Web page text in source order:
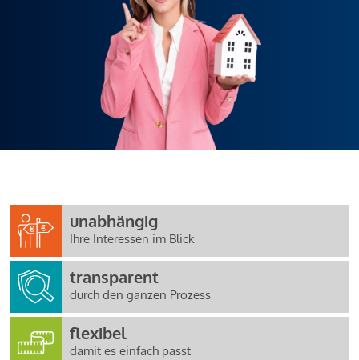
unabhängig
Ihre Interessen im Blick
transparent
durch den ganzen Prozess
flexibel
damit es einfach passt